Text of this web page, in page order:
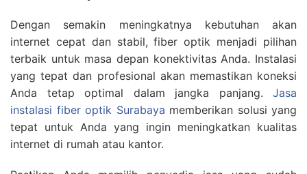
Dengan semakin meningkatnya kebutuhan akan
internet cepat dan stabil, fiber optik menjadi pilihan
terbaik untuk masa depan konektivitas Anda. Instalasi
yang tepat dan profesional akan memastikan koneksi
Anda tetap optimal dalam jangka panjang. Jasa
instalasi fiber optik Surabaya memberikan solusi yang
tepat untuk Anda yang ingin meningkatkan kualitas
internet di rumah atau kantor.